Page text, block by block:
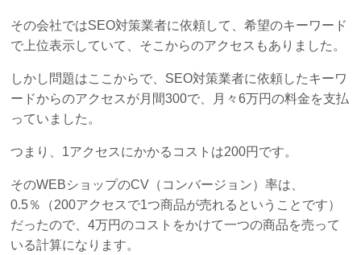
その会社ではSEO対策業者に依頼して、希望のキーワード
で上位表示していて、そこからのアクセスもありました。
しかし問題はここからで、SEO対策業者に依頼したキーワ
ードからのアクセスが月間300で、月々6万円の料金を支払
っていました。
つまり、1アクセスにかかるコストは200円です。
そのWEBショップのCV（コンバージョン）率は、
0.5％（200アクセスで1つ商品が売れるということです）
だったので、4万円のコストをかけて一つの商品を売って
いる計算になります。